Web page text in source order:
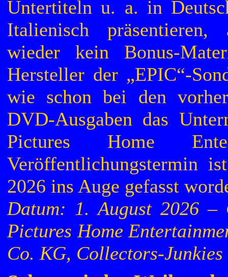
Untertiteln u. a. in
Italienisch
wieder kein Bonus-
Hersteller der „EPIC“-
wie schon bei den
DVD-Ausgaben das
Pictures Home
Veröffentlichungstermin
2026 ins Auge gefasst
Datum: 1. August 2026 –
Pictures Home
Co. KG, Collectors-Junkies